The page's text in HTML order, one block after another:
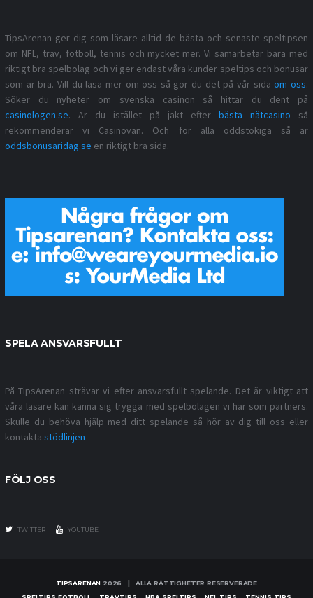
TipsArenan ger dig som läsare alltid de bästa och senaste speltipsen
om NFL, trav, fotboll, tennis och mycket mer. Vi samarbetar bara med
riktigt bra spelbolag och vi ger endast våra kunder speltips och bonusar
som är bra. Vill du läsa mer om oss så gör du det på vår sidaom oss.
Söker du nyheter om svenska casinon så hittar du dent på
casinologen.se. Är du istället på jakt efter bästa nätcasino så
rekommenderar vi Casinovan. Och för alla oddstokiga så är
oddsbonusaridag.se en riktigt bra sida.
SPELA ANSVARSFULLT
På TipsArenan strävar vi efter ansvarsfullt spelande. Det är viktigt att
våra läsare kan känna sig trygga med spelbolagen vi har som partners.
Skulle du behöva hjälp med ditt spelande så hör av dig till oss eller
kontakta stödlinjen
FÖLJ OSS
TWITTER YOUTUBE
TIPSARENAN 2026 | ALLA RÄTTIGHETER RESERVERADE